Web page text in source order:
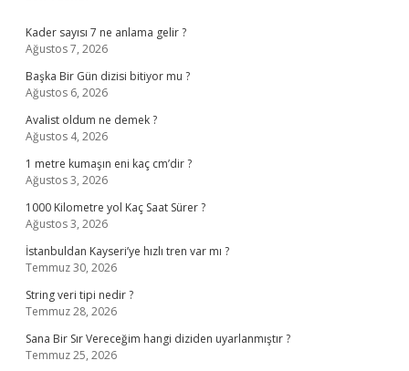
Kader sayısı 7 ne anlama gelir ?
Ağustos 7, 2026
Başka Bir Gün dizisi bitiyor mu ?
Ağustos 6, 2026
Avalist oldum ne demek ?
Ağustos 4, 2026
1 metre kumaşın eni kaç cm’dir ?
Ağustos 3, 2026
1000 Kilometre yol Kaç Saat Sürer ?
Ağustos 3, 2026
İstanbuldan Kayseri’ye hızlı tren var mı ?
Temmuz 30, 2026
String veri tipi nedir ?
Temmuz 28, 2026
Sana Bir Sır Vereceğim hangi diziden uyarlanmıştır ?
Temmuz 25, 2026